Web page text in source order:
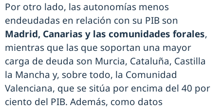
Por otro lado, las autonomías menos
endeudadas en relación con su PIB son
Madrid, Canarias y las comunidades forales,
mientras que las que soportan una mayor
carga de deuda son Murcia, Cataluña, Castilla
la Mancha y, sobre todo, la Comunidad
Valenciana, que se sitúa por encima del 40 por
ciento del PIB. Además, como datos